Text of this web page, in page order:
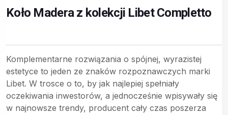
Koło Madera z kolekcji Libet Completto
Komplementarne rozwiązania o spójnej, wyrazistej
estetyce to jeden ze znaków rozpoznawczych marki
Libet. W trosce o to, by jak najlepiej spełniały
oczekiwania inwestorów, a jednocześnie wpisywały się
w najnowsze trendy, producent cały czas poszerza